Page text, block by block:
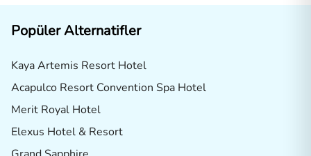
Popüler Alternatifler
Kaya Artemis Resort Hotel
Acapulco Resort Convention Spa Hotel
Merit Royal Hotel
Elexus Hotel & Resort